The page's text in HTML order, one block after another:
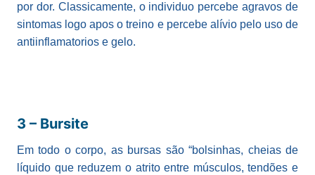
por dor. Classicamente, o individuo percebe agravos de
sintomas logo apos o treino e percebe alívio pelo uso de
antiinflamatorios e gelo.
3 – Bursite
Em todo o corpo, as bursas são “bolsinhas, cheias de
líquido que reduzem o atrito entre músculos, tendões e